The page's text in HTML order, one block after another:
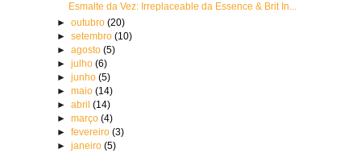
Esmalte da Vez: Irreplaceable da Essence & Brit In...
► outubro (20)
► setembro (10)
► agosto (5)
► julho (6)
► junho (5)
► maio (14)
► abril (14)
► março (4)
► fevereiro (3)
► janeiro (5)